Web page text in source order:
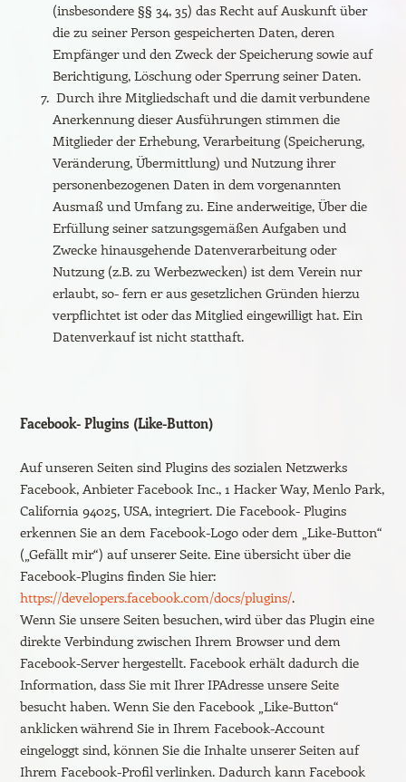
(insbesondere §§ 34, 35) das Recht auf Auskunft über
die zu seiner Person gespeicherten Daten, deren
Empfänger und den Zweck der Speicherung sowie auf
Berichtigung, Löschung oder Sperrung seiner Daten.
Durch ihre Mitgliedschaft und die damit verbundene
Anerkennung dieser Ausführungen stimmen die
Mitglieder der Erhebung, Verarbeitung (Speicherung,
Veränderung, Übermittlung) und Nutzung ihrer
personenbezogenen Daten in dem vorgenannten
Ausmaß und Umfang zu. Eine anderweitige, Über die
Erfüllung seiner satzungsgemäßen Aufgaben und
Zwecke hinausgehende Datenverarbeitung oder
Nutzung (z.B. zu Werbezwecken) ist dem Verein nur
erlaubt, so- fern er aus gesetzlichen Gründen hierzu
verpflichtet ist oder das Mitglied eingewilligt hat. Ein
Datenverkauf ist nicht statthaft.
Facebook- Plugins (Like-Button)
Auf unseren Seiten sind Plugins des sozialen Netzwerks
Facebook, Anbieter Facebook Inc., 1 Hacker Way, Menlo Park,
California 94025, USA, integriert. Die Facebook- Plugins
erkennen Sie an dem Facebook-Logo oder dem „Like-Button“
(„Gefällt mir“) auf unserer Seite. Eine übersicht über die
Facebook-Plugins finden Sie hier:
https://developers.facebook.com/docs/plugins/.
Wenn Sie unsere Seiten besuchen, wird über das Plugin eine
direkte Verbindung zwischen Ihrem Browser und dem
Facebook-Server hergestellt. Facebook erhält dadurch die
Information, dass Sie mit Ihrer IPAdresse unsere Seite
besucht haben. Wenn Sie den Facebook „Like-Button“
anklicken während Sie in Ihrem Facebook-Account
eingeloggt sind, können Sie die Inhalte unserer Seiten auf
Ihrem Facebook-Profil verlinken. Dadurch kann Facebook